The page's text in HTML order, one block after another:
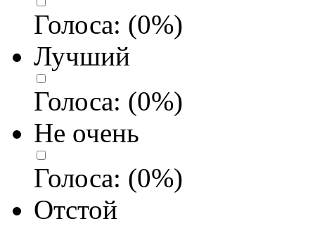
Голоса: (0%)
Лучший
Голоса: (0%)
Не очень
Голоса: (0%)
Отстой